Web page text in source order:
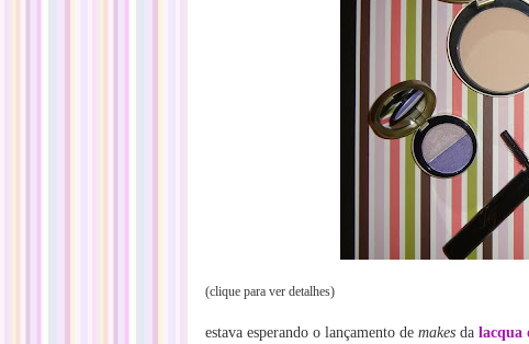
(clique para ver detalhes)
estava esperando o lançamento de makes da